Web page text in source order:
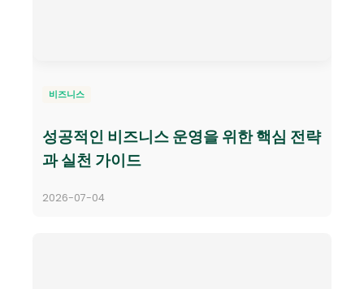
비즈니스
성공적인 비즈니스 운영을 위한 핵심 전략
과 실천 가이드
2026-07-04